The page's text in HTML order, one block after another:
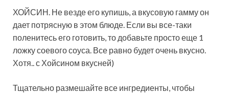
ХОЙСИН. Не везде его купишь, а вкусовую гамму он
дает потрясную в этом блюде. Если вы все-таки
поленитесь его готовить, то добавьте просто еще 1
ложку соевого соуса. Все равно будет очень вкусно.
Хотя.. с Хойсином вкусней)
Тщательно размешайте все ингредиенты, чтобы